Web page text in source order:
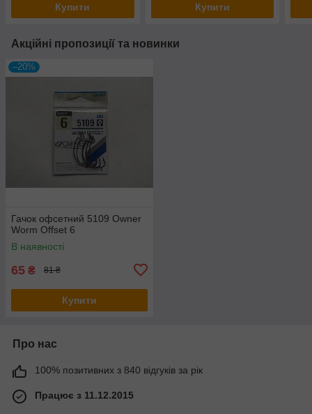
Купити Купити
Акційні пропозиції та новинки
–20%
Гачок офсетний 5109 Owner
Worm Offset 6
В наявності
65 ₴ 81 ₴
Купити
Про нас
100% позитивних з 840 відгуків за рік
Працює з 11.12.2015